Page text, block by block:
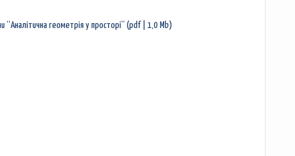
“Аналітична геометрія у просторі” (pdf | 1,0 Mb)